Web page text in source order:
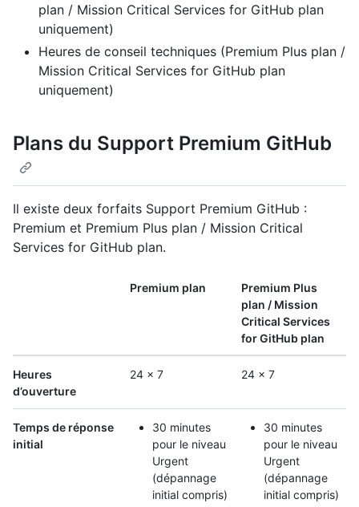
plan / Mission Critical Services for GitHub plan
uniquement)
Heures de conseil techniques (Premium Plus plan /
Mission Critical Services for GitHub plan
uniquement)
Plans du Support Premium GitHub
Il existe deux forfaits Support Premium GitHub :
Premium et Premium Plus plan / Mission Critical
Services for GitHub plan.
Premium plan
Premium Plus
plan / Mission
Critical Services
for GitHub plan
Heures
d’ouverture
24 x 7 24 x 7
Temps de réponse
initial
30 minutes
pour le niveau
Urgent
(dépannage
initial compris)
30 minutes
pour le niveau
Urgent
(dépannage
initial compris)